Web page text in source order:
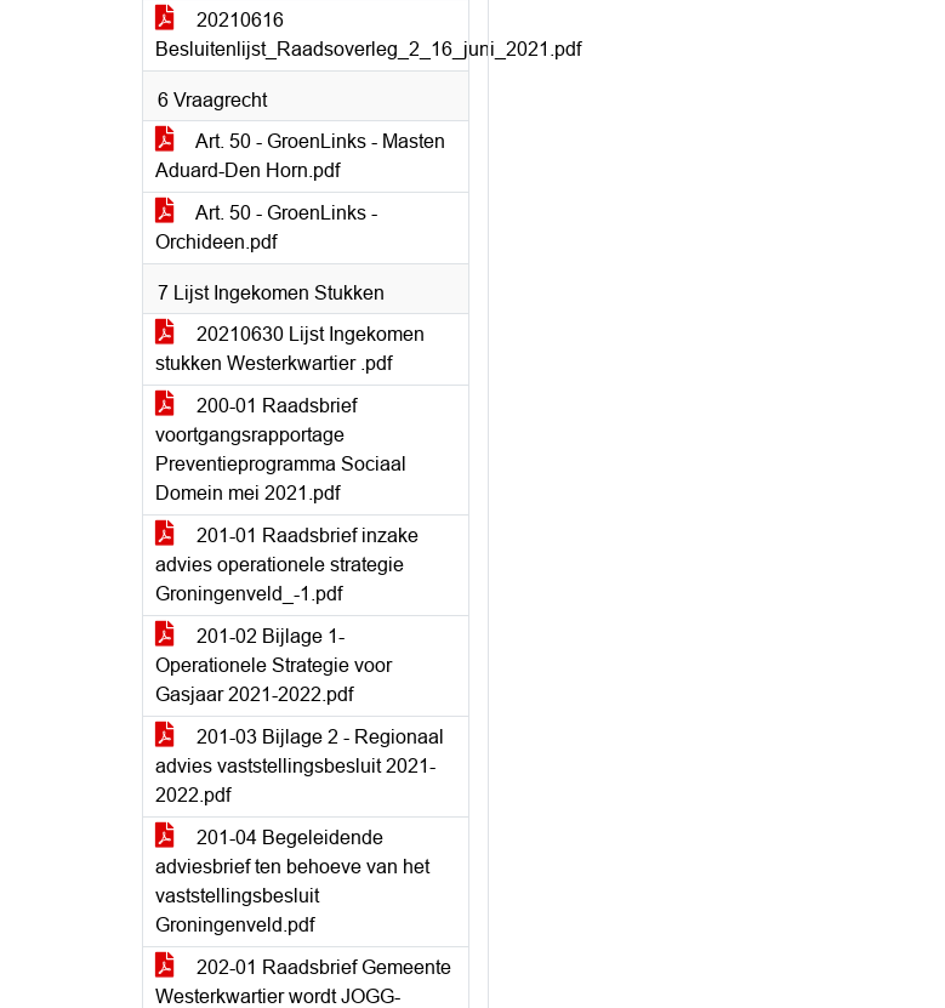
20210616
Besluitenlijst_Raadsoverleg_2_16_juni_2021.pdf
6 Vraagrecht
Art. 50 - GroenLinks - Masten
Aduard-Den Horn.pdf
Art. 50 - GroenLinks -
Orchideen.pdf
7 Lijst Ingekomen Stukken
20210630 Lijst Ingekomen
stukken Westerkwartier .pdf
200-01 Raadsbrief
voortgangsrapportage
Preventieprogramma Sociaal
Domein mei 2021.pdf
201-01 Raadsbrief inzake
advies operationele strategie
Groningenveld_-1.pdf
201-02 Bijlage 1-
Operationele Strategie voor
Gasjaar 2021-2022.pdf
201-03 Bijlage 2 - Regionaal
advies vaststellingsbesluit 2021-
2022.pdf
201-04 Begeleidende
adviesbrief ten behoeve van het
vaststellingsbesluit
Groningenveld.pdf
202-01 Raadsbrief Gemeente
Westerkwartier wordt JOGG-